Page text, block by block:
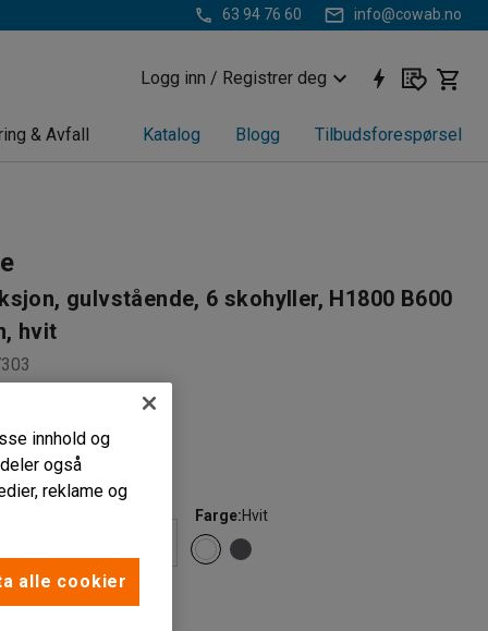
63 94 76 60 info@cowab.no
Logg inn / Registrer deg
& Avfall Katalog Blogg Tilbudsforespørsel
gulvstående, 6 skohyller, H1800 B600
hvit
skobrett
ut
Farge:Hvit
innhold og
også
reklame og
alle cookier